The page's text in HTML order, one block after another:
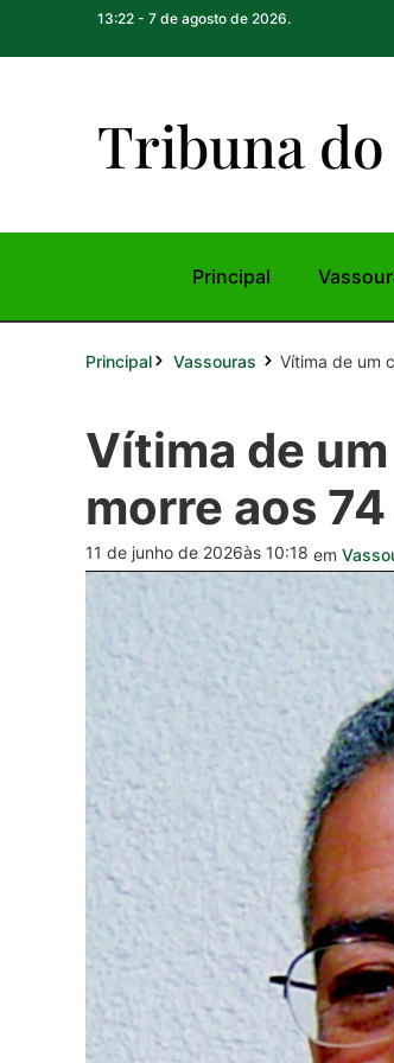
13:22 - 7 de agosto de 2026.
Tribuna
Principal
Principal Vassouras Vítima de um
Vítima de
morre aos
11 de junho de 2026às 10:18 em